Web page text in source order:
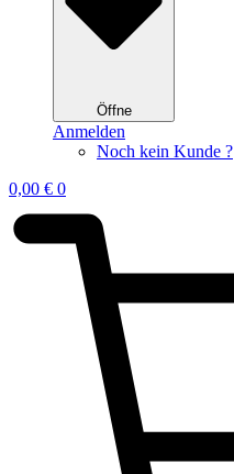
Öffne
Anmelden
Noch kein Kunde ?
0,00 € 0